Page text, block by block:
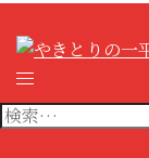
ト
グ
ル
検